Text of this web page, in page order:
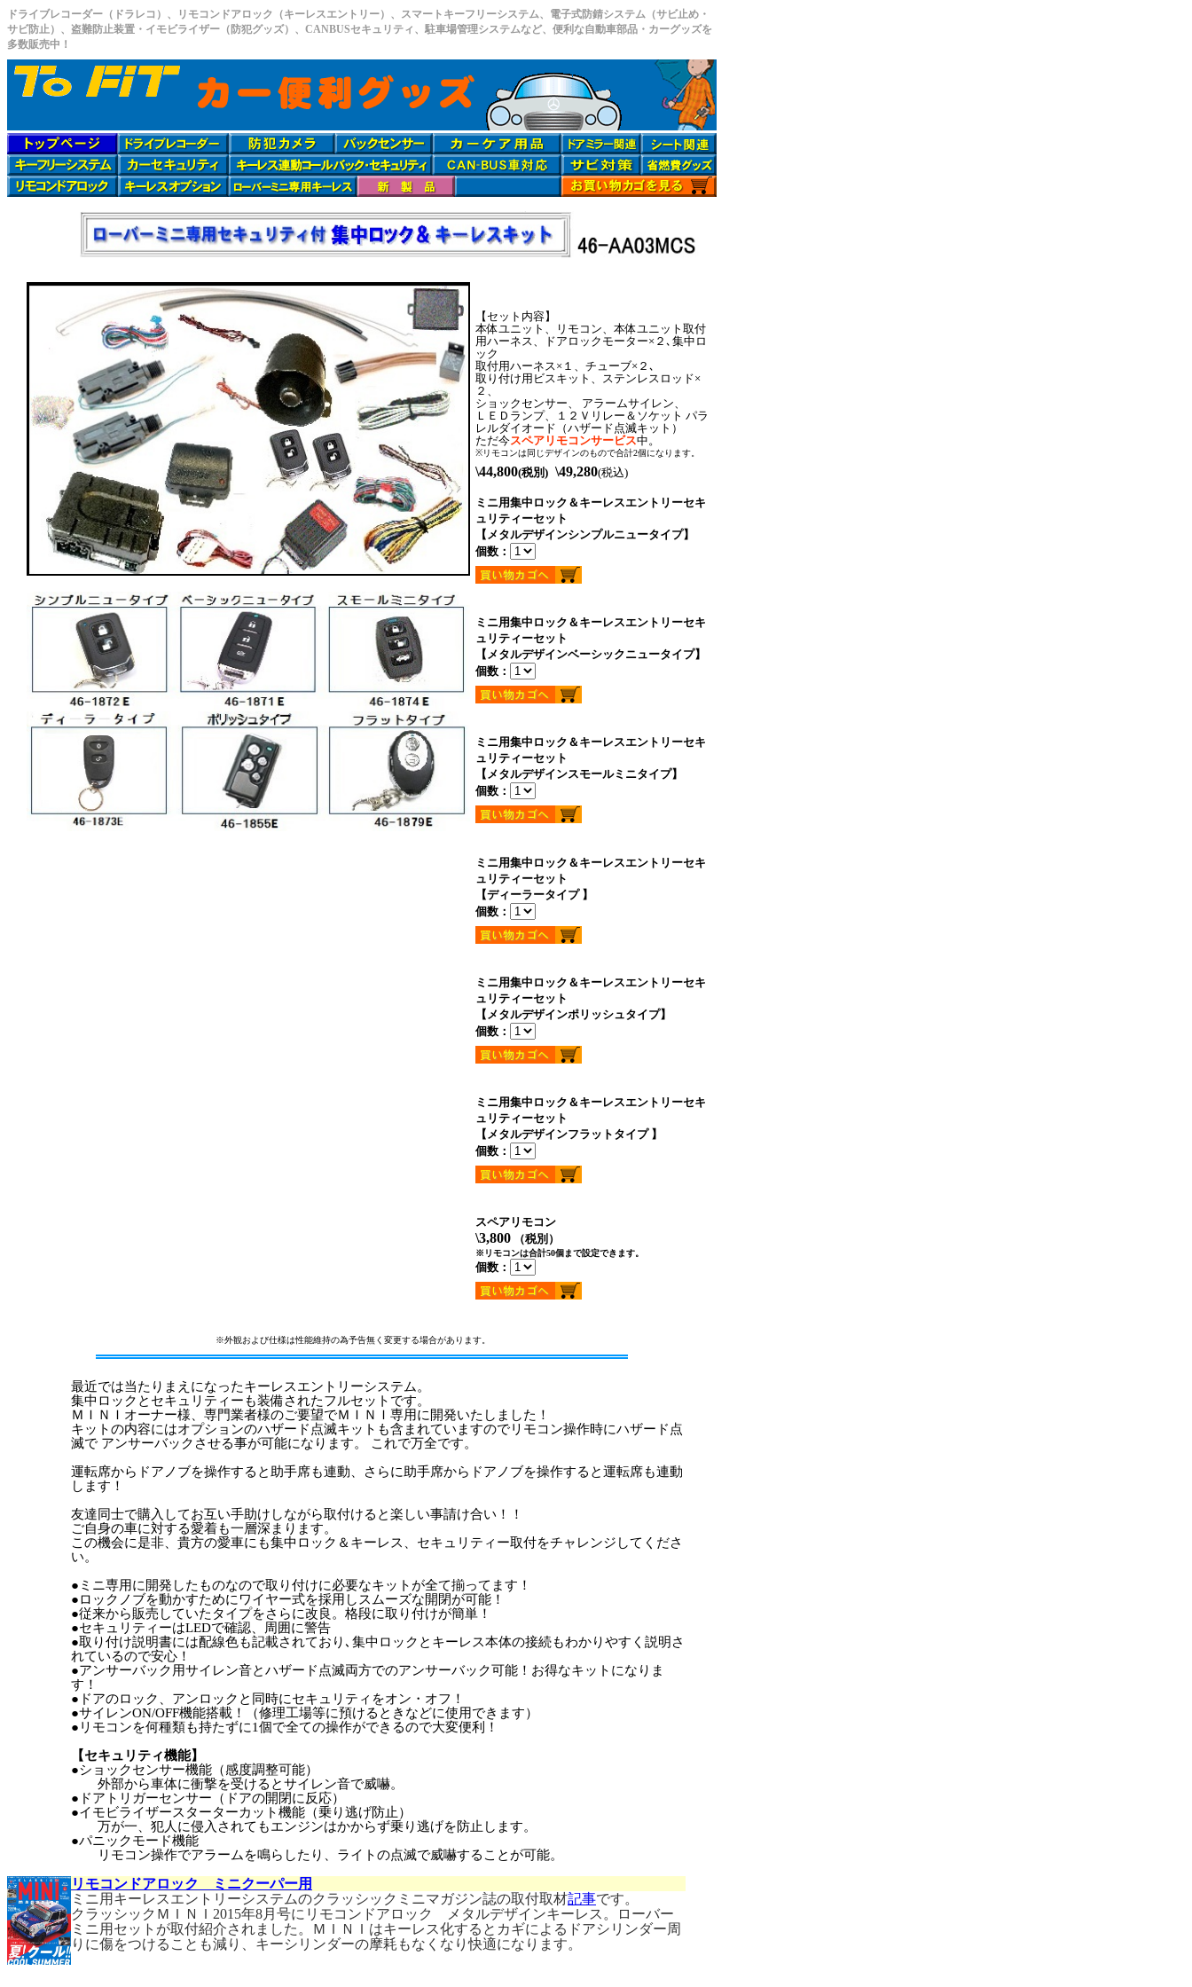
ドライブレコーダー（ドラレコ）、リモコンドアロック（キーレスエントリー）、スマートキーフリーシステム、電子式防錆システム（サビ止め・
サビ防止）、盗難防止装置・イモビライザー（防犯グッズ）、CANBUSセキュリティ、駐車場管理システムなど、便利な自動車部品・カーグッズを
多数販売中！
【セット内容】
本体ユニット、リモコン、本体ユニット取付
用ハーネス、ドアロックモーター×２､集中ロ
ック
取付用ハーネス×１、チューブ×２､
取り付け用ビスキット、ステンレスロッド×
２、
ショックセンサー、 アラームサイレン、
ＬＥＤランプ、１２Ｖリレー＆ソケット パラ
レルダイオード（ハザード点滅キット）
ただ今スペアリモコンサービス中。
※リモコンは同じデザインのもので合計2個になります。
\44,800(税別) \49,280(税込)
ミニ用集中ロック＆キーレスエントリーセキ
ュリティーセット
【メタルデザインシンプルニュータイプ】
個数：
ミニ用集中ロック＆キーレスエントリーセキ
ュリティーセット
【メタルデザインベーシックニュータイプ】
個数：
ミニ用集中ロック＆キーレスエントリーセキ
ュリティーセット
【メタルデザインスモールミニタイプ】
個数：
ミニ用集中ロック＆キーレスエントリーセキ
ュリティーセット
【ディーラータイプ 】
個数：
ミニ用集中ロック＆キーレスエントリーセキ
ュリティーセット
【メタルデザインポリッシュタイプ】
個数：
ミニ用集中ロック＆キーレスエントリーセキ
ュリティーセット
【メタルデザインフラットタイプ 】
個数：
スペアリモコン
\3,800 （税別）
※リモコンは合計50個まで設定できます。
個数：
※外観および仕様は性能維持の為予告無く変更する場合があります。
最近では当たりまえになったキーレスエントリーシステム。
集中ロックとセキュリティーも装備されたフルセットです。
ＭＩＮＩオーナー様、専門業者様のご要望でＭＩＮＩ専用に開発いたしました！
キットの内容にはオプションのハザード点滅キットも含まれていますのでリモコン操作時にハザード点
滅で アンサーバックさせる事が可能になります。 これで万全です。
運転席からドアノブを操作すると助手席も連動、さらに助手席からドアノブを操作すると運転席も連動
します！
友達同士で購入してお互い手助けしながら取付けると楽しい事請け合い！！
ご自身の車に対する愛着も一層深まります。
この機会に是非、貴方の愛車にも集中ロック＆キーレス、セキュリティー取付をチャレンジしてくださ
い。
●ミニ専用に開発したものなので取り付けに必要なキットが全て揃ってます！
●ロックノブを動かすためにワイヤー式を採用しスムーズな開閉が可能！
●従来から販売していたタイプをさらに改良。格段に取り付けが簡単！
●セキュリティーはLEDで確認、周囲に警告
●取り付け説明書には配線色も記載されており､集中ロックとキーレス本体の接続もわかりやすく説明さ
れているので安心！
●アンサーバック用サイレン音とハザード点滅両方でのアンサーバック可能！お得なキットになりま
す！
●ドアのロック、アンロックと同時にセキュリティをオン・オフ！
●サイレンON/OFF機能搭載！（修理工場等に預けるときなどに使用できます）
●リモコンを何種類も持たずに1個で全ての操作ができるので大変便利！
【セキュリティ機能】
●ショックセンサー機能（感度調整可能）
外部から車体に衝撃を受けるとサイレン音で威嚇。
●ドアトリガーセンサー（ドアの開閉に反応）
●イモビライザースターターカット機能（乗り逃げ防止）
万が一、犯人に侵入されてもエンジンはかからず乗り逃げを防止します。
●パニックモード機能
リモコン操作でアラームを鳴らしたり、ライトの点滅で威嚇することが可能。
リモコンドアロック ミニクーパー用
ミニ用キーレスエントリーシステムのクラッシックミニマガジン誌の取付取材記事です。
クラッシックＭＩＮＩ2015年8月号にリモコンドアロック メタルデザインキーレス。ローバー
ミニ用セットが取付紹介されました。ＭＩＮＩはキーレス化するとカギによるドアシリンダー周
りに傷をつけることも減り、キーシリンダーの摩耗もなくなり快適になります。